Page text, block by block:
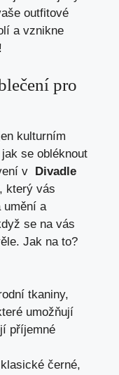
outfitové
a‍ vznikne
pro
kulturním
se obléknout‌
v
Divadle⁤
který vás
umění‌ a
se na vás
Jak ⁣na​ to?
tkaniny,
umožňují
příjemné
černé,⁤